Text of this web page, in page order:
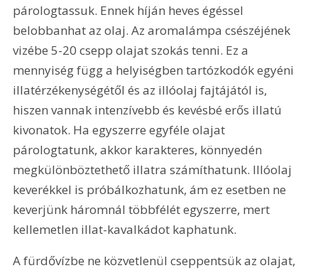
párologtassuk. Ennek híján heves égéssel
belobbanhat az olaj. Az aromalámpa csészéjének
vizébe 5-20 csepp olajat szokás tenni. Ez a
mennyiség függ a helyiségben tartózkodók egyéni
illatérzékenységétől és az illóolaj fajtájától is,
hiszen vannak intenzívebb és kevésbé erős illatú
kivonatok. Ha egyszerre egyféle olajat
párologtatunk, akkor karakteres, könnyedén
megkülönböztethető illatra számíthatunk. Illóolaj
keverékkel is próbálkozhatunk, ám ez esetben ne
keverjünk háromnál többfélét egyszerre, mert
kellemetlen illat-kavalkádot kaphatunk.
A fürdővízbe ne közvetlenül cseppentsük az olajat,